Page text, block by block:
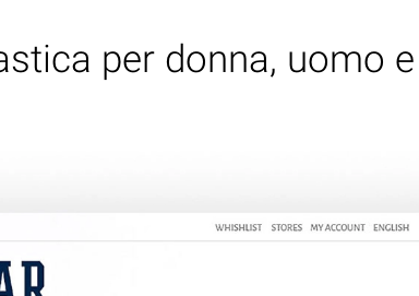
per donna, uomo